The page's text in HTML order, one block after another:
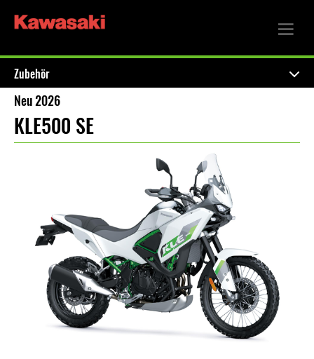
Zubehör
Neu 2026
KLE500 SE